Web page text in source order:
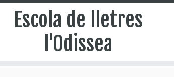
Escola de lletres
l'Odissea